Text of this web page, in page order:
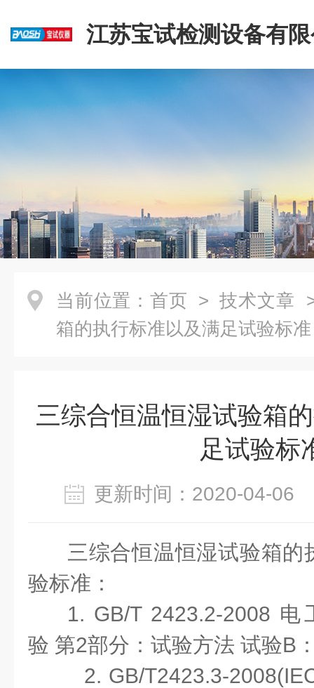
江苏宝试检测设备有
当前位置： 首页 > 技术文章
箱的执行标准以及满足试验标准
三综合恒温恒湿试验箱
足试验标
更新时间：2020-04-
三综合恒温恒湿试验箱的
验标准：
1. GB/T 2423.2-2008
验 第2部分：试验方法 试验B
2. GB/T2423.3-